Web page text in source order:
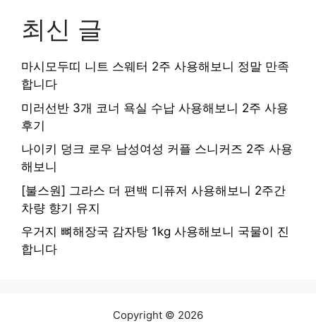
최신 글
마시모두띠 니트 스웨터 2주 사용해보니 정말 만족
합니다
미러선반 3개 코너 욕실 수납 사용해보니 2주 사용
후기
나이키 덩크 로우 남성여성 커플 스니커즈 2주 사용
해보니
[불스원] 그라스 더 편백 디퓨저 사용해보니 2주간
차량 향기 유지
우거지 뼈해장국 감자탕 1kg 사용해보니 국물이 진
합니다
Copyright © 2026